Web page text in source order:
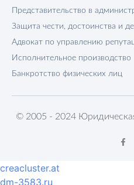
Представительство в
Защита чести, достоинства и
Адвокат по управлению
Исполнительное производство
Банкротство физических лиц
© 2005 - 2024
creacluster.at
dm-3583.ru